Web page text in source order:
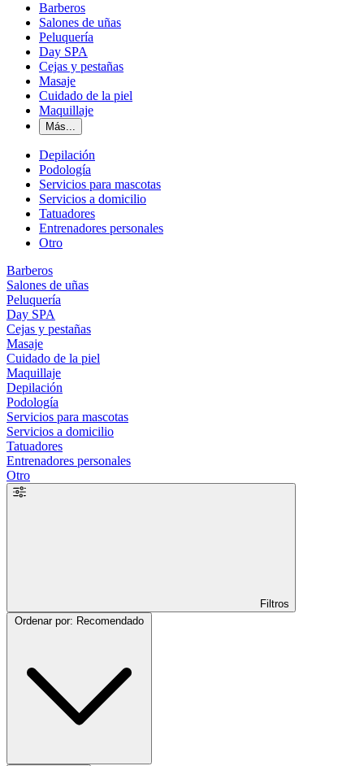
Barberos
Salones de uñas
Peluquería
Day SPA
Cejas y pestañas
Masaje
Cuidado de la piel
Maquillaje
Más...
Depilación
Podología
Servicios para mascotas
Servicios a domicilio
Tatuadores
Entrenadores personales
Otro
Barberos
Salones de uñas
Peluquería
Day SPA
Cejas y pestañas
Masaje
Cuidado de la piel
Maquillaje
Depilación
Podología
Servicios para mascotas
Servicios a domicilio
Tatuadores
Entrenadores personales
Otro
Filtros